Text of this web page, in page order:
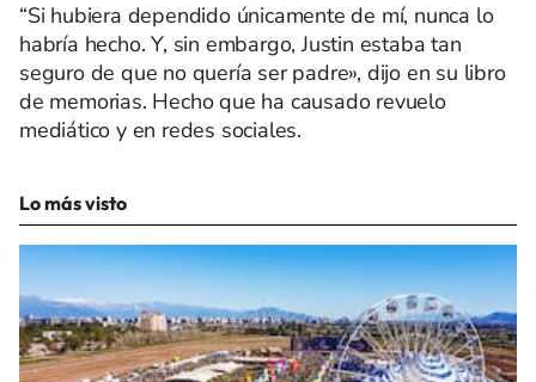
“Si hubiera dependido únicamente de mí, nunca lo
habría hecho. Y, sin embargo, Justin estaba tan
seguro de que no quería ser padre», dijo en su libro
de memorias. Hecho que ha causado revuelo
mediático y en redes sociales.
Lo más visto